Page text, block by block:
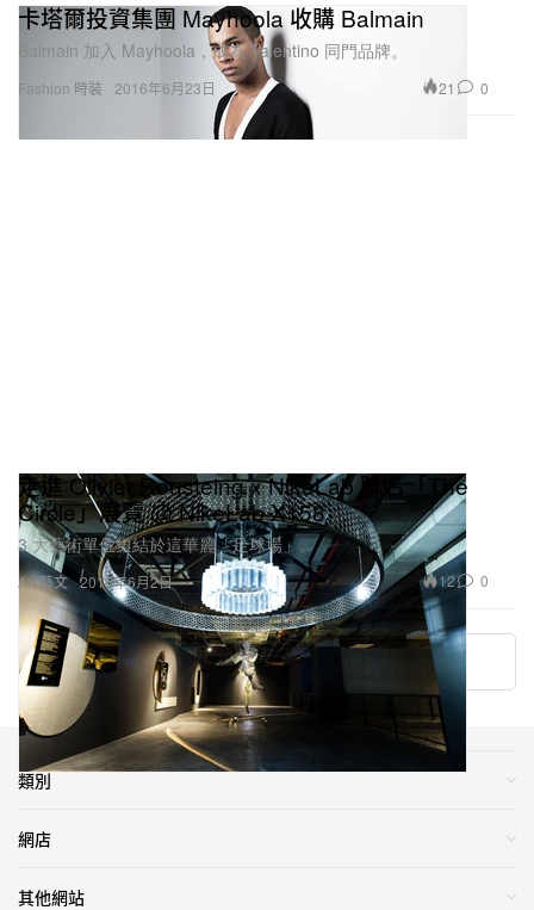
Fashion 時裝
卡塔爾投資集團 Mayhoola 收購 Balmain
Balmain 加入 Mayhoola，成為 Valentino 同門品牌。
2016年6月23日 21 0
Art 藝文
走進 Olivier Rousteing x NikeLab 聯名「The
Circle」展覽 @ NikeLab X158
3 大藝術單位集結於這華麗「足球場」。
2016年6月2日 12 0
加載更多
類別
網店
其他網站